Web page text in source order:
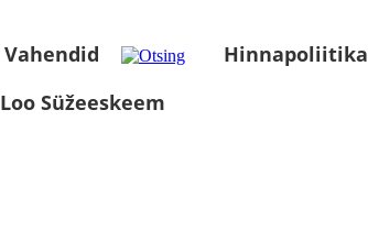
Vahendid
Hinnapoliitika
Loo Süžeeskeem